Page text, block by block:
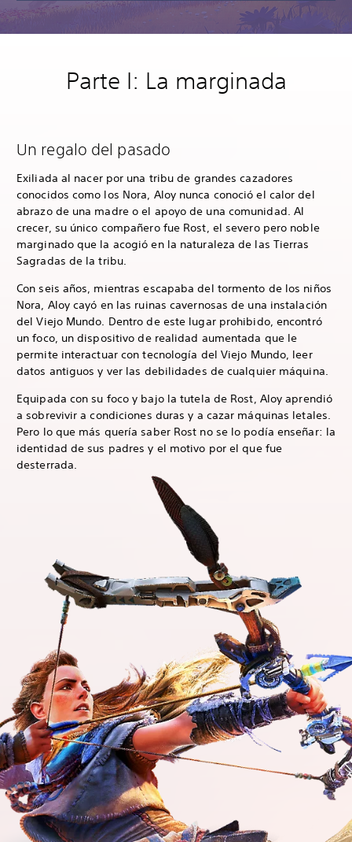
Parte I: La marginada
Un regalo del pasado
Exiliada al nacer por una tribu de grandes cazadores
conocidos como los Nora, Aloy nunca conoció el calor del
abrazo de una madre o el apoyo de una comunidad. Al
crecer, su único compañero fue Rost, el severo pero noble
marginado que la acogió en la naturaleza de las Tierras
Sagradas de la tribu.
Con seis años, mientras escapaba del tormento de los niños
Nora, Aloy cayó en las ruinas cavernosas de una instalación
del Viejo Mundo. Dentro de este lugar prohibido, encontró
un foco, un dispositivo de realidad aumentada que le
permite interactuar con tecnología del Viejo Mundo, leer
datos antiguos y ver las debilidades de cualquier máquina.
Equipada con su foco y bajo la tutela de Rost, Aloy aprendió
a sobrevivir a condiciones duras y a cazar máquinas letales.
Pero lo que más quería saber Rost no se lo podía enseñar: la
identidad de sus padres y el motivo por el que fue
desterrada.